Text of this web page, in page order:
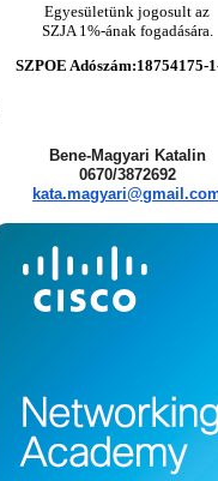
Egyesületünk jogosult az
SZJA 1%-ának fogadására.
SZPOE Adószám:18754175-
Bene-Magyari Katalin
0670/3872692